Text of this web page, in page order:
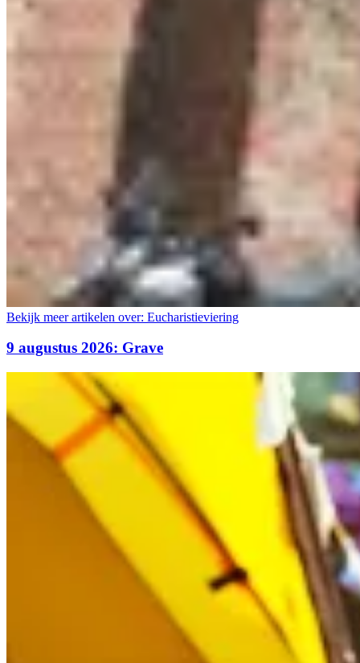
Bekijk meer artikelen over: Eucharistieviering
9 augustus 2026: Grave